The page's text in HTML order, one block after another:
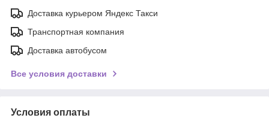
Доставка курьером Яндекс Такси
Транспортная компания
Доставка автобусом
Все условия доставки
Условия оплаты